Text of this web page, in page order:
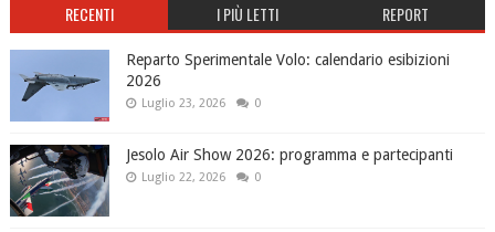
RECENTI I PIÙ LETTI REPORT
Reparto Sperimentale Volo: calendario esibizioni
2026
Luglio 23, 2026 0
Jesolo Air Show 2026: programma e partecipanti
Luglio 22, 2026 0